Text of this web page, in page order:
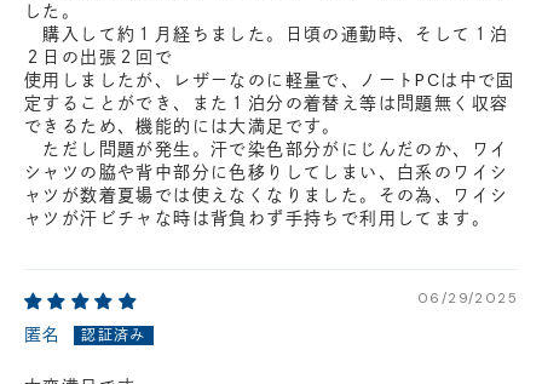
した。
購入して約１月経ちました。日頃の通勤時、そして１泊
２日の出張２回で
使用しましたが、レザーなのに軽量で、ノートPCは中で固
定することができ、また１泊分の着替え等は問題無く収容
できるため、機能的には大満足です。
ただし問題が発生。汗で染色部分がにじんだのか、ワイ
シャツの脇や背中部分に色移りしてしまい、白系のワイシ
ャツが数着夏場では使えなくなりました。その為、ワイシ
ャツが汗ビチャな時は背負わず手持ちで利用してます。
06/29/2025
匿名